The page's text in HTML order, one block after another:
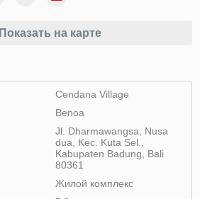
Показать на карте
Cendana Village
Benoa
Jl. Dharmawangsa, Nusa
dua, Kec. Kuta Sel.,
Kabupaten Badung, Bali
80361
Жилой комплекс